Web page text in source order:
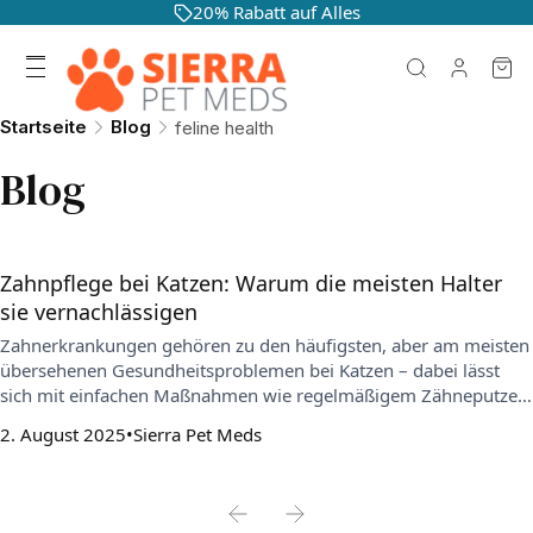
20% Rabatt auf Alles
Startseite Blog feline health
Blog
Zahnpflege bei Katzen: Warum die meisten Halter
sie vernachlässigen
Zahnerkrankungen gehören zu den häufigsten, aber am meisten
übersehenen Gesundheitsproblemen bei Katzen – dabei lässt
sich mit einfachen Maßnahmen wie regelmäßigem Zähneputzen
Artikel erklärt, warum Katzenzahnpflege so wichtig ist, wie man
2. August 2025 Sierra Pet Meds